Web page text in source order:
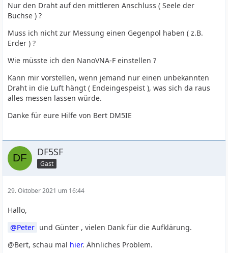
Nur den Draht auf den mittleren Anschluss ( Seele der
Buchse ) ?
Muss ich nicht zur Messung einen Gegenpol haben ( z.B.
Erder ) ?
Wie müsste ich den NanoVNA-F einstellen ?
Kann mir vorstellen, wenn jemand nur einen unbekannten
Draht in die Luft hängt ( Endeingespeist ), was sich da raus
alles messen lassen würde.
Danke für eure Hilfe von Bert DM5IE
DF5SF
Gast
29. Oktober 2021 um 16:44
Hallo,
Peter und Günter , vielen Dank für die Aufklärung.
@Bert, schau mal hier. Ähnliches Problem.